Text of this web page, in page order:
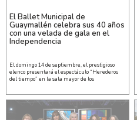
El Ballet Municipal de
Guaymallén celebra sus 40 años
con una velada de gala en el
Independencia
El domingo 14 de septiembre, el prestigioso
elenco presentará el espectáculo “Herederos
del tiempo” en la sala mayor de los